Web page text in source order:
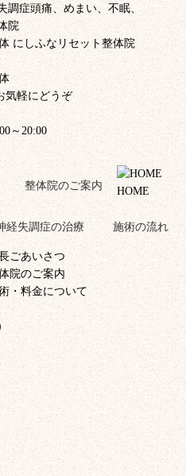
症頭痛、めまい、不眠、
院
気軽にどうぞ
～20:00
整体院のご案内
経失調症の治療 施術の流れ
HOME
ごあいさつ
院のご案内
・料金について